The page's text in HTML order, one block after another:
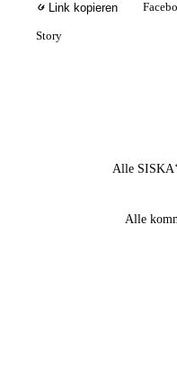
Link kopieren
Story
Alle
Alle